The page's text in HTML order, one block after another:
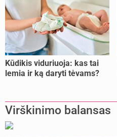
Kūdikis viduriuoja: kas tai
lemia ir ką daryti tėvams?
Virškinimo balansas